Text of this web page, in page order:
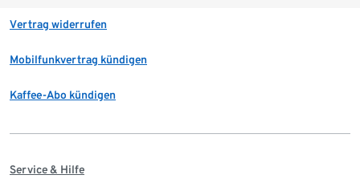
Vertrag widerrufen
Mobilfunkvertrag kündigen
Kaffee-Abo kündigen
Service & Hilfe